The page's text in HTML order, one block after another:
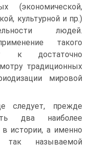
(экономической,
культур­ной и пр.)
людей.
такого
к достаточно
тради­ционных
мировой
следует, прежде
два наиболее
в истории, а именно
называемой